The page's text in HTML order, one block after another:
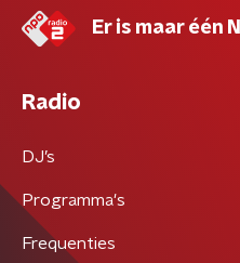
Er is maar één
Radio
DJ’s
Programma's
Frequenties